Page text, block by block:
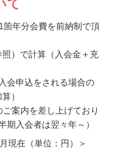
て
箇年分会費を前納制で頂
）で計算（入会金＋充
会申込をされる場合の
）
案内を差し上げており
期入会者は翌々年～）
現在（単位：円）＞